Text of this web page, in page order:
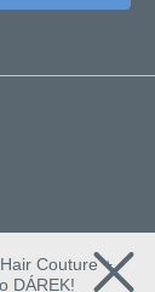
Couture +
DÁREK!